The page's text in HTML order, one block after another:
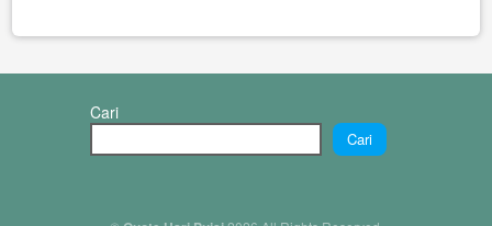
Cari
Cari